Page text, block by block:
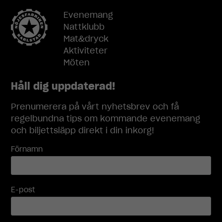
Evenemang
Nattklubb
Mat&dryck
Aktiviteter
Möten
Håll dig uppdaterad!
Prenumerera på vårt nyhetsbrev och få
regelbundna tips om kommande evenemang
och biljettsläpp direkt i din inkorg!
Förnamn
E-post
dessa
cookies
kommer viss
funktionalitet
Marknadsföring
med dig av dina